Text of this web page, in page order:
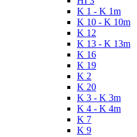
K 1 - K 1m
K 10 - K 10m
K 12
K 13 - K 13m
K 16
K 19
K 2
K 20
K 3 - K 3m
K 4 - K 4m
K 7
K 9